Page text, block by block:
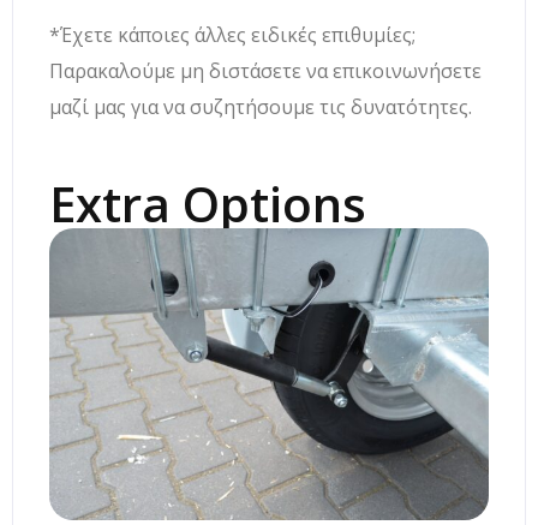
*Έχετε κάποιες άλλες ειδικές επιθυμίες;
Παρακαλούμε μη διστάσετε να επικοινωνήσετε
μαζί μας για να συζητήσουμε τις δυνατότητες.
Extra Options